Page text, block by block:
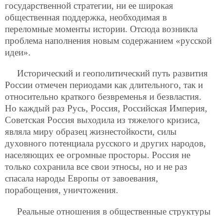
государственной стратегии, ни ее широкая
общественная поддержка, необходимая в
переломные моменты истории. Отсюда возникла
проблема наполнения новым содержанием «русской
идеи».
Исторический и геополитический путь развития
России отмечен периодами как длительного, так и
относительно краткого безвременья и безвластия.
Но каждый раз Русь, Россия, Российская Империя,
Советская Россия выходила из тяжелого кризиса,
являла миру образец жизнестойкости, силы
духовного потенциала русского и других народов,
населяющих ее огромные просторы. Россия не
только сохранила все свои этносы, но и не раз
спасала народы Европы от завоевания,
порабощения, уничтожения.
Реальные отношения в общественные структуры